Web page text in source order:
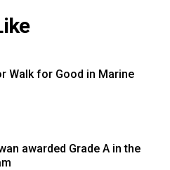
Walk for Good in Marine
awarded Grade A in the